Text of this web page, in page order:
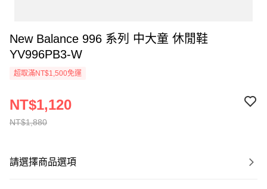
New Balance 996 系列 中大童 休閒鞋
YV996PB3-W
超取滿NT$1,500免運
NT$1,880
NT$1,120
請選擇商品選項